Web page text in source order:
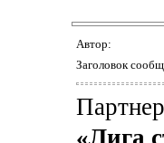
Автор:
Заголовок
«Лига